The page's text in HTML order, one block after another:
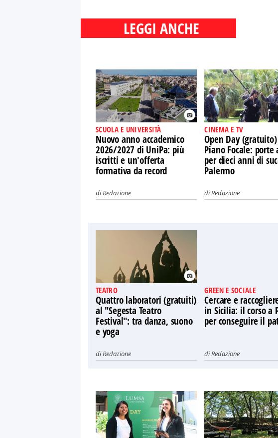
LEGGI ANCHE
SCUOLA E UNIVERSITÀ
Nuovo anno accademico
2026/2027 di UniPa: più
iscritti e un'offerta
formativa da record
diRedazione
CINEMA E TV
Open Day
Piano Focale: porte
per dieci anni di
Palermo
diRedazione
TEATRO
Quattro laboratori (gratuiti)
al "Segesta Teatro
Festival": tra danza, suono
e yoga
diRedazione
GREEN E SOCIALE
Cercare e
in Sicilia: il corso a
per conseguire il
diRedazione